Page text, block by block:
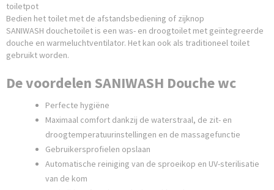
toiletpot
Bedien het toilet met de afstandsbediening of zijknop
SANIWASH douchetoilet is een was- en droogtoilet met geïntegreerde
douche en warmeluchtventilator. Het kan ook als traditioneel toilet
gebruikt worden.
De voordelen SANIWASH Douche wc
Perfecte hygiëne
Maximaal comfort dankzij de waterstraal, de zit- en
droogtemperatuurinstellingen en de massagefunctie
Gebruikersprofielen opslaan
Automatische reiniging van de sproeikop en UV-sterilisatie
van de kom